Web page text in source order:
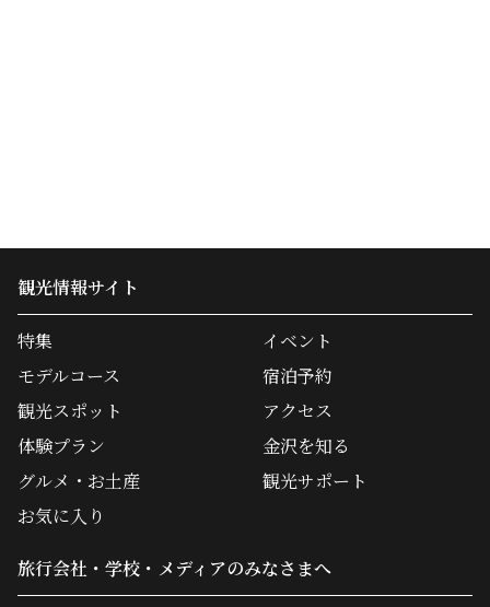
観光情報サイト
特集
モデルコース
観光スポット
体験プラン
グルメ・お土産
イベント
宿泊予約
アクセス
金沢を知る
観光サポート
お気に入り
旅行会社・学校・メディアのみなさまへ